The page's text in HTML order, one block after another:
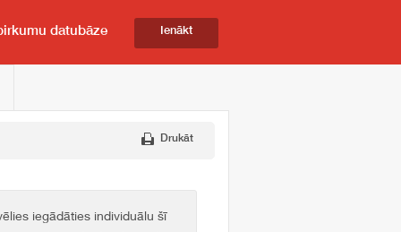
datubāze Ienākt
Drukāt
iegādāties individuālu šī